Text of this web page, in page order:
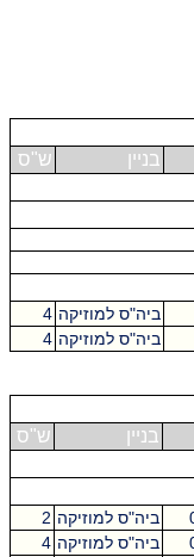
בניין ש"ס
ביה"ס למוזיקה 4
ביה"ס למוזיקה 4
בניין ש"ס
ביה"ס למוזיקה 2
ביה"ס למוזיקה 4